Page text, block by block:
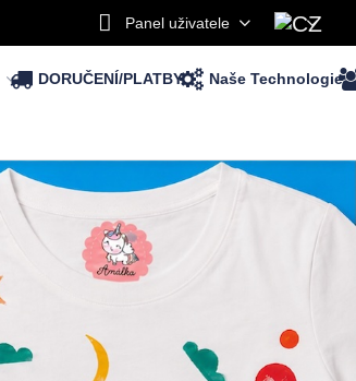
Panel uživatele
DORUČENÍ/PLATBY Naše Technologie